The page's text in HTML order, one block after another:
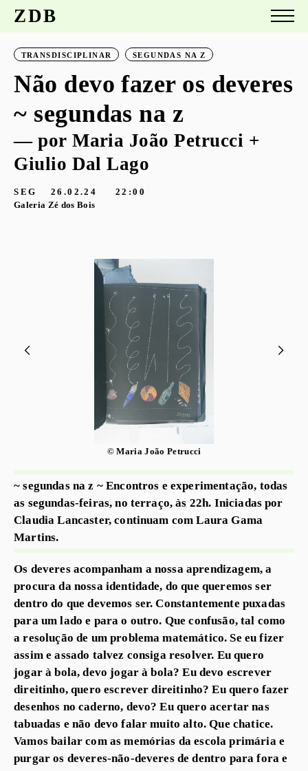
ZDB
TRANSDISCIPLINAR SEGUNDAS NA Z
Não devo fazer os deveres
~ segundas na z
— por Maria João Petrucci +
Giulio Dal Lago
SEG 26.02.24
22:00
Galeria Zé dos Bois
© Maria João Petrucci
~ segundas na z ~ Encontros e experimentação, todas
as segundas-feiras, no terraço, às 22h. Iniciadas por
Claudia Lancaster, continuam com Laura Gama
Martins.
Os deveres acompanham a nossa aprendizagem, a
procura da nossa identidade, do que queremos ser
dentro do que devemos ser. Constantemente puxadas
para um lado e para o outro. Que confusão, tal como
a resolução de um problema matemático. Se eu fizer
assim e assado talvez consiga resolver. Eu quero
jogar à bola, devo jogar à bola? Eu devo escrever
direitinho, quero escrever direitinho? Eu quero fazer
desenhos no caderno, devo? Eu quero acertar nas
tabuadas e não devo falar muito alto. Que chatice.
Vamos bailar com as memórias da escola primária e
purgar os deveres-não-deveres de dentro para fora e